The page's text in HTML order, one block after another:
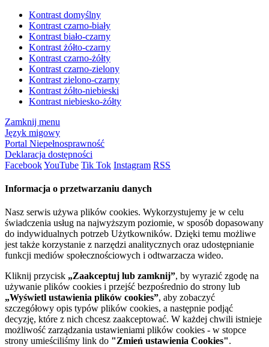
Kontrast domyślny
Kontrast czarno-biały
Kontrast biało-czarny
Kontrast żółto-czarny
Kontrast czarno-żółty
Kontrast czarno-zielony
Kontrast zielono-czarny
Kontrast żółto-niebieski
Kontrast niebiesko-żółty
Zamknij menu
Język migowy
Portal Niepełnosprawność
Deklaracja dostępności
FacebookYouTube Tik Tok Instagram RSS
Informacja o przetwarzaniu danych
Nasz serwis używa plików cookies. Wykorzystujemy je w celu
świadczenia usług na najwyższym poziomie, w sposób dopasowany
do indywidualnych potrzeb Użytkowników. Dzięki temu możliwe
jest także korzystanie z narzędzi analitycznych oraz udostępnianie
funkcji mediów społecznościowych i odtwarzacza wideo.
Kliknij przycisk „Zaakceptuj lub zamknij”, by wyrazić zgodę na
używanie plików cookies i przejść bezpośrednio do strony lub
„Wyświetl ustawienia plików cookies”, aby zobaczyć
szczegółowy opis typów plików cookies, a następnie podjąć
decyzję, które z nich chcesz zaakceptować. W każdej chwili istnieje
możliwość zarządzania ustawieniami plików cookies - w stopce
strony umieściliśmy link do "Zmień ustawienia Cookies".